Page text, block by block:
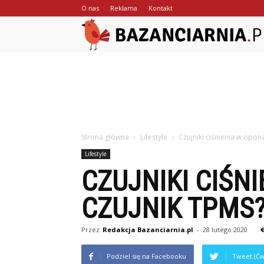
O nas Reklama Kontakt
Strona główna Lifestyle Czujniki ciśnienia w
Lifestyle
CZUJNIKI
CZUJNIK
Przez Redakcja Bazanciarnia.pl - 28 lutego 2020
Podziel się na Facebooku Tweet